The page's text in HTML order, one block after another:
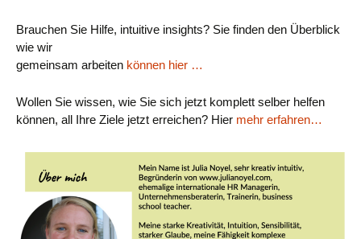
Brauchen Sie Hilfe, intuitive insights? Sie finden den Überblick
wie wir
gemeinsam arbeiten können hier …
Wollen Sie wissen, wie Sie sich jetzt komplett selber helfen
können, all Ihre Ziele jetzt erreichen? Hier mehr erfahren…